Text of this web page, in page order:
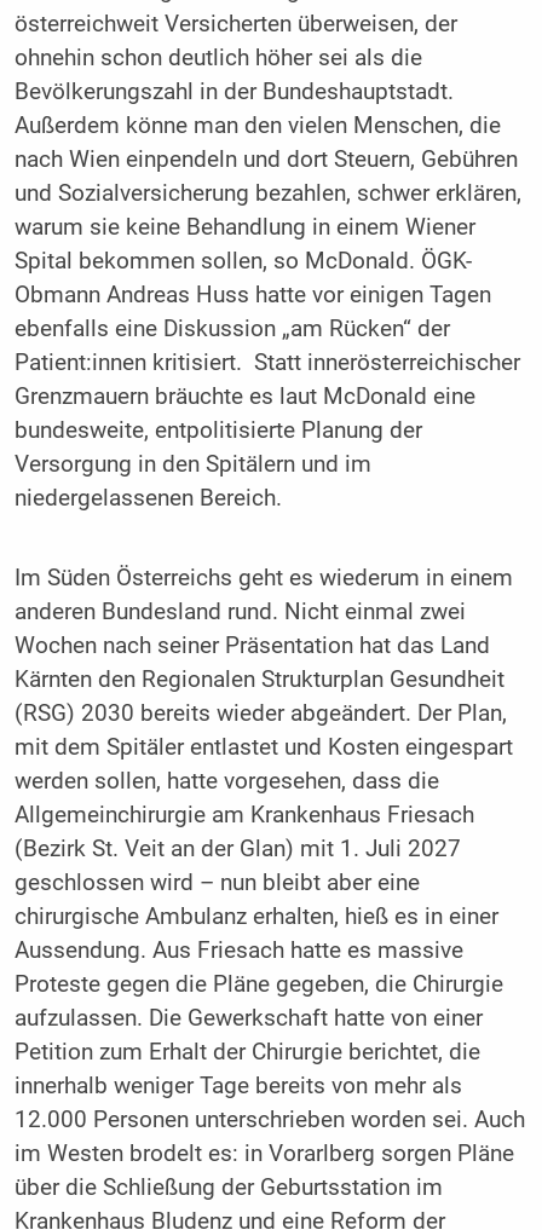
österreichweit Versicherten überweisen, der
ohnehin schon deutlich höher sei als die
Bevölkerungszahl in der Bundeshauptstadt.
Außerdem könne man den vielen Menschen, die
nach Wien einpendeln und dort Steuern, Gebühren
und Sozialversicherung bezahlen, schwer erklären,
warum sie keine Behandlung in einem Wiener
Spital bekommen sollen, so McDonald. ÖGK-
Obmann Andreas Huss hatte vor einigen Tagen
ebenfalls eine Diskussion „am Rücken“ der
Patient:innen kritisiert. Statt innerösterreichischer
Grenzmauern bräuchte es laut McDonald eine
bundesweite, entpolitisierte Planung der
Versorgung in den Spitälern und im
niedergelassenen Bereich.
Im Süden Österreichs geht es wiederum in einem
anderen Bundesland rund. Nicht einmal zwei
Wochen nach seiner Präsentation hat das Land
Kärnten den Regionalen Strukturplan Gesundheit
(RSG) 2030 bereits wieder abgeändert. Der Plan,
mit dem Spitäler entlastet und Kosten eingespart
werden sollen, hatte vorgesehen, dass die
Allgemeinchirurgie am Krankenhaus Friesach
(Bezirk St. Veit an der Glan) mit 1. Juli 2027
geschlossen wird – nun bleibt aber eine
chirurgische Ambulanz erhalten, hieß es in einer
Aussendung. Aus Friesach hatte es massive
Proteste gegen die Pläne gegeben, die Chirurgie
aufzulassen. Die Gewerkschaft hatte von einer
Petition zum Erhalt der Chirurgie berichtet, die
innerhalb weniger Tage bereits von mehr als
12.000 Personen unterschrieben worden sei. Auch
im Westen brodelt es: in Vorarlberg sorgen Pläne
über die Schließung der Geburtsstation im
Krankenhaus Bludenz und eine Reform der